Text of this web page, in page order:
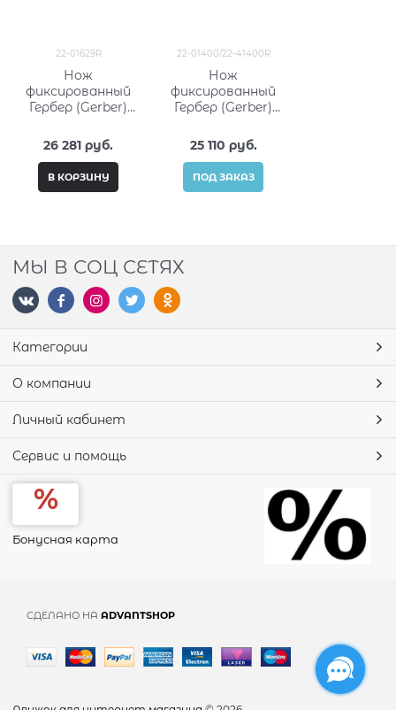
22-01629R
Нож
фиксированный
Гербер (Gerber)
Black 22-01629R
26 281 руб.
В КОРЗИНУ
22-01400/22-41400R
Нож
фиксированный
Гербер (Gerber)
Coyote Brown 22-
41400R
25 110 руб.
ПОД ЗАКАЗ
МЫ В СОЦ СЕТЯХ
Категории
О компании
Личный кабинет
Сервис и помощь
Бонусная карта
СДЕЛАНО НА ADVANTSHOP